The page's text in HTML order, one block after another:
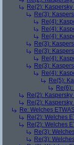
Re(2):
Re(3):
Re(4):
Re(4):
Re(4):
Re(3):
Re(3):
Re(4):
Re(3):
Re(4):
Re(5):
Re(2):
Re(2):
Re: Welches
Re(2): Welches
Re(2): Welches
Re(3):
Re(3):